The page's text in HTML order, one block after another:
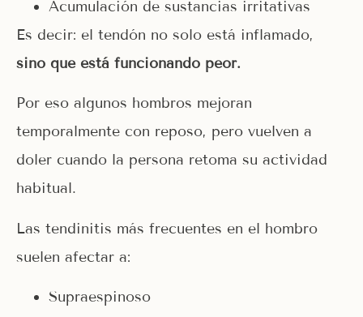
Acumulación de sustancias irritativas
Es decir: el tendón no solo está inflamado,
sino que está funcionando peor.
Por eso algunos hombros mejoran
temporalmente con reposo, pero vuelven a
doler cuando la persona retoma su actividad
habitual.
Las tendinitis más frecuentes en el hombro
suelen afectar a:
Supraespinoso